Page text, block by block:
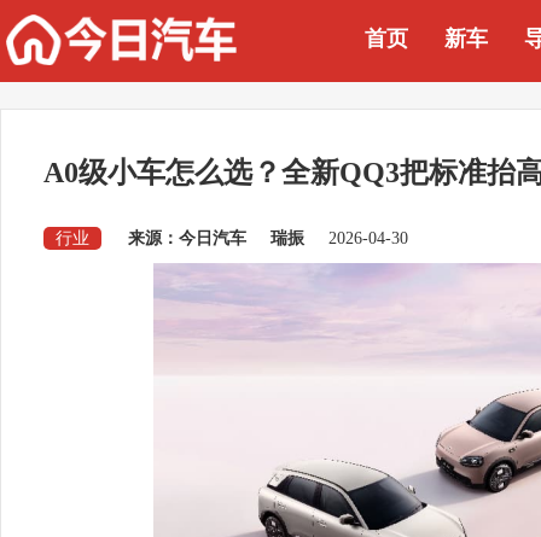
首页 新车
A0级小车怎么选？全新QQ3把标准抬
行业 来源：今日汽车 瑞振 2026-04-30